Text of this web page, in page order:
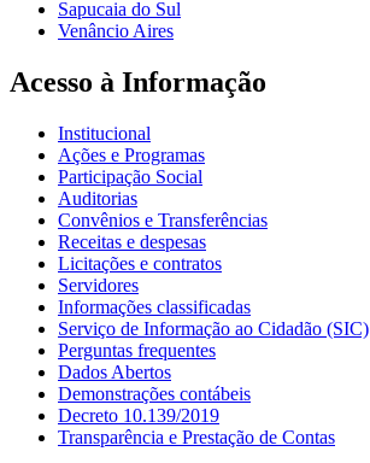
Sapucaia do Sul
Venâncio Aires
Acesso à Informação
Institucional
Ações e Programas
Participação Social
Auditorias
Convênios e Transferências
Receitas e despesas
Licitações e contratos
Servidores
Informações classificadas
Serviço de Informação ao Cidadão (SIC)
Perguntas frequentes
Dados Abertos
Demonstrações contábeis
Decreto 10.139/2019
Transparência e Prestação de Contas